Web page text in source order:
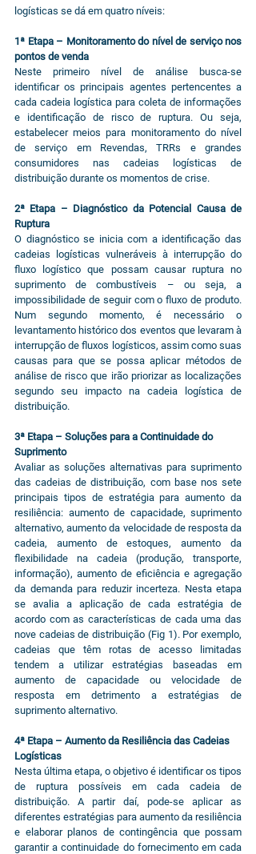
logísticas se dá em quatro níveis:
1ª Etapa – Monitoramento do nível de serviço nos
pontos de venda
Neste primeiro nível de análise busca-se
identificar os principais agentes pertencentes a
cada cadeia logística para coleta de informações
e identificação de risco de ruptura. Ou seja,
estabelecer meios para monitoramento do nível
de serviço em Revendas, TRRs e grandes
consumidores nas cadeias logísticas de
distribuição durante os momentos de crise.
2ª Etapa – Diagnóstico da Potencial Causa de
Ruptura
O diagnóstico se inicia com a identificação das
cadeias logísticas vulneráveis à interrupção do
fluxo logístico que possam causar ruptura no
suprimento de combustíveis – ou seja, a
impossibilidade de seguir com o fluxo de produto.
Num segundo momento, é necessário o
levantamento histórico dos eventos que levaram à
interrupção de fluxos logísticos, assim como suas
causas para que se possa aplicar métodos de
análise de risco que irão priorizar as localizações
segundo seu impacto na cadeia logística de
distribuição.
3ª Etapa – Soluções para a Continuidade do
Suprimento
Avaliar as soluções alternativas para suprimento
das cadeias de distribuição, com base nos sete
principais tipos de estratégia para aumento da
resiliência: aumento de capacidade, suprimento
alternativo, aumento da velocidade de resposta da
cadeia, aumento de estoques, aumento da
flexibilidade na cadeia (produção, transporte,
informação), aumento de eficiência e agregação
da demanda para reduzir incerteza. Nesta etapa
se avalia a aplicação de cada estratégia de
acordo com as características de cada uma das
nove cadeias de distribuição (Fig 1). Por exemplo,
cadeias que têm rotas de acesso limitadas
tendem a utilizar estratégias baseadas em
aumento de capacidade ou velocidade de
resposta em detrimento a estratégias de
suprimento alternativo.
4ª Etapa – Aumento da Resiliência das Cadeias
Logísticas
Nesta última etapa, o objetivo é identificar os tipos
de ruptura possíveis em cada cadeia de
distribuição. A partir daí, pode-se aplicar as
diferentes estratégias para aumento da resiliência
e elaborar planos de contingência que possam
garantir a continuidade do fornecimento em cada